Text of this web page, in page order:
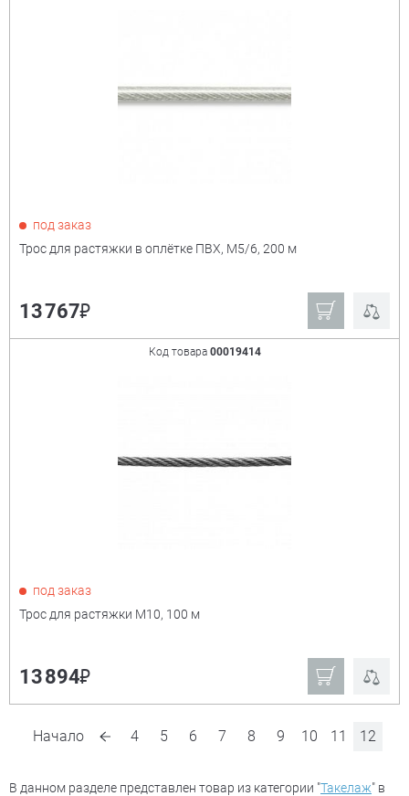
под заказ
Трос для растяжки в оплётке ПВХ, М5/6, 200 м
13 767₽
Код товара 00019414
под заказ
Трос для растяжки М10, 100 м
13 894₽
Начало 4 5 6 7 8 9 10 11 12
В данном разделе представлен товар из категории "Такелаж" в